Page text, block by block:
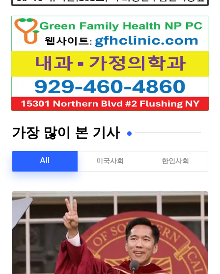
가장 많이 본 기사
All 미국사회 한인사회